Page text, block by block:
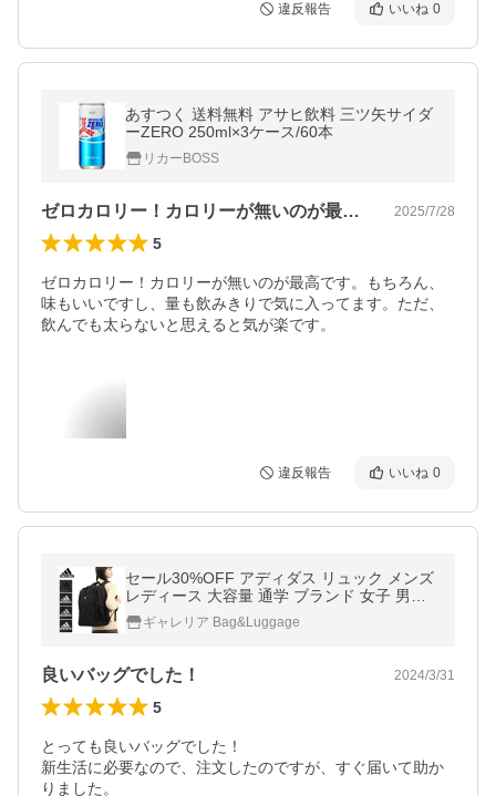
違反報告 いいね 0
あすつく 送料無料 アサヒ飲料 三ツ矢サイダ
ーZERO 250ml×3ケース/60本
リカーBOSS
ゼロカロリー！カロリーが無いのが最高で… 2025/7/28
5
ゼロカロリー！カロリーが無いのが最高です。もちろん、
味もいいですし、量も飲みきりで気に入ってます。ただ、
飲んでも太らないと思えると気が楽です。
違反報告 いいね 0
セール30%OFF アディダス リュック メンズ
レディース 大容量 通学 ブランド 女子 男子
adidas おしゃれ 31L 35L リュックサック A4
2気室 68243
ギャレリア Bag&Luggage
良いバッグでした！ 2024/3/31
5
とっても良いバッグでした！
新生活に必要なので、注文したのですが、すぐ届いて助か
りました。